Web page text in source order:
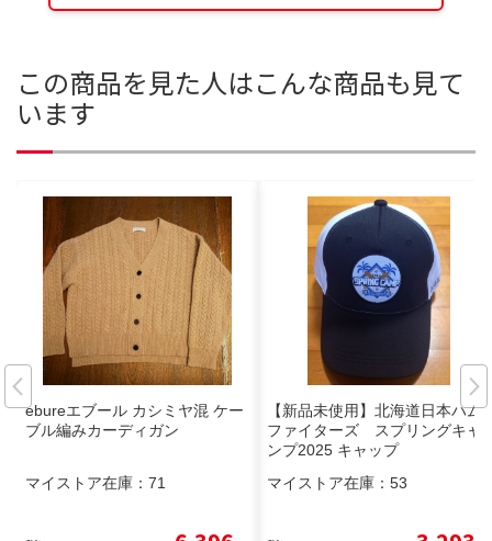
この商品を見た人はこんな商品も見て
います
ebureエブール カシミヤ混 ケー
ブル編みカーディガン
マイストア在庫： 71
【新品未使用】北海道日本ハム
ファイターズ スプリングキャ
ンプ2025 キャップ
マイストア在庫： 53